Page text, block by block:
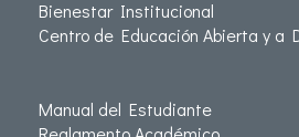
Bienestar Institucional
Centro de Educación Abierta y a
Manual del Estudiante